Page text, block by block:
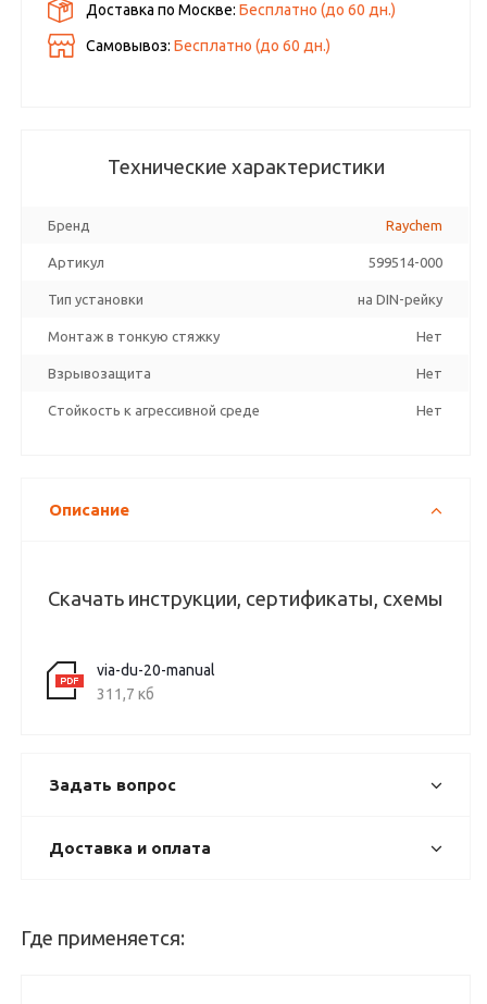
Доставка по Москве:Бесплатно (до60 дн.)
Самовывоз:Бесплатно (до60 дн.)
Технические характеристики
Бренд Raychem
Артикул 599514-000
Тип установки на DIN-рейку
Монтаж в тонкую стяжку Нет
Взрывозащита Нет
Стойкость к агрессивной среде Нет
Описание
Скачать инструкции, сертификаты, схемы
via-du-20-manual
311,7 кб
Задать вопрос
Доставка и оплата
Где применяется: